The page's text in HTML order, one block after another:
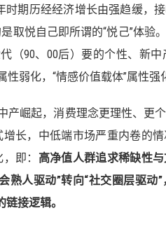
时期历经经济增长由强趋缓，
取悦自己即所谓的“悦己”体验
（90、00后）要的个性、新
弱化，“情感价值载体”属性强
产崛起，消费理念更理性、更
长，中低端市场严重内卷的
即： 高净值人群追求稀缺性
熟人驱动”转向“社交圈层驱动
接逻辑。